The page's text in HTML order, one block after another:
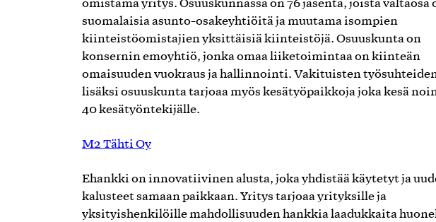
omistama yritys. Osuuskunnassa on 76 jäsentä, joista valtaosa
suomalaisia asunto-osakeyhtiöitä ja muutama isompien
kiinteistöomistajien yksittäisiä kiinteistöjä. Osuuskunta on
konsernin emoyhtiö, jonka omaa liiketoimintaa on kiinteän
omaisuuden vuokraus ja hallinnointi. Vakituisten
lisäksi osuuskunta tarjoaa myös kesätyöpaikkoja joka kesä
40 kesätyöntekijälle.
M2 Tähti Oy
Ehankki on innovatiivinen alusta, joka yhdistää käytetyt ja
kalusteet samaan paikkaan. Yritys tarjoaa yrityksille ja
yksityishenkilöille mahdollisuuden hankkia laadukkaita